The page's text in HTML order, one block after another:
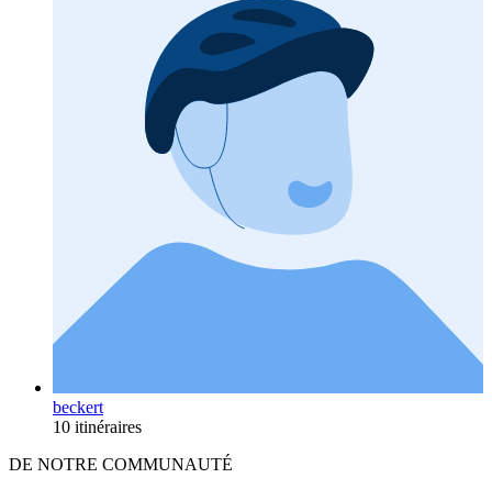
beckert
10 itinéraires
DE NOTRE COMMUNAUTÉ